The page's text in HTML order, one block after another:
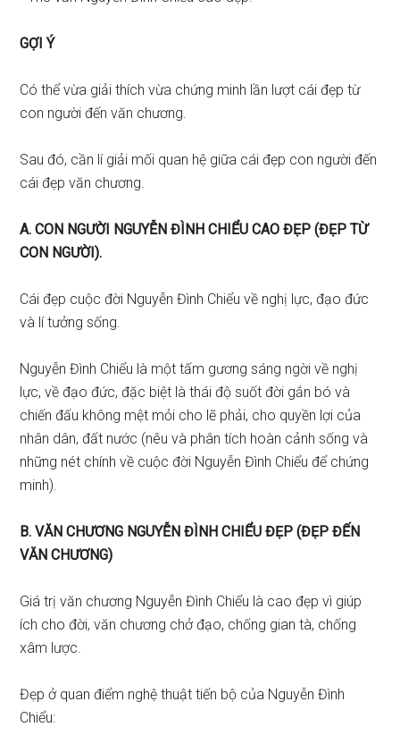
GỢI Ý
Có thể vừa giải thích vừa chứng minh lần lượt cái đẹp từ
con người đến văn chương.
Sau đó, cần lí giải mối quan hệ giữa cái đẹp con người đến
cái đẹp văn chương.
A. CON NGƯỜI NGUYỄN ĐÌNH CHIỂU CAO ĐẸP (ĐẸP TỪ
CON NGƯỜI).
Cái đẹp cuộc đời Nguyễn Đình Chiểu về nghị lực, đạo đức
và lí tưởng sống.
Nguyễn Đình Chiểu là một tấm gương sáng ngời về nghị
lực, về đạo đức, đặc biệt là thái độ suốt đời gắn bó và
chiến đấu không mệt mỏi cho lẽ phải, cho quyền lợi của
nhân dân, đất nước (nêu và phân tích hoàn cảnh sống và
những nét chính về cuộc đời Nguyễn Đình Chiểu để chứng
minh).
B. VĂN CHƯƠNG NGUYỄN ĐÌNH CHIỂU ĐẸP (ĐẸP ĐẾN
VĂN CHƯƠNG)
Giá trị văn chương Nguyễn Đình Chiểu là cao đẹp vì giúp
ích cho đời, văn chương chở đạo, chống gian tà, chống
xâm lược.
Đẹp ở quan điểm nghệ thuật tiến bộ của Nguyễn Đình
Chiểu: